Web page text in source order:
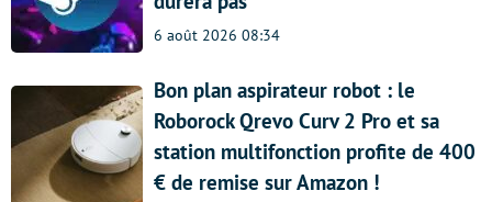
6 août 2026 08:34
Bon plan aspirateur robot : le
Roborock Qrevo Curv 2 Pro et sa
station multifonction profite de 400
€ de remise sur Amazon !